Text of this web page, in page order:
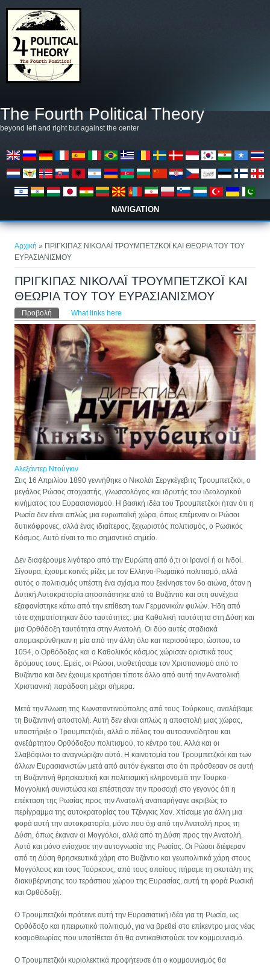
The Fourth Political Theory
beyond left and right but against the center
NAVIGATION
Αρχική » ΠΡΙΓΚΙΠΑΣ ΝΙΚΟΛΑΪ ΤΡΟΥΜΠΕΤΖΚΟΪ ΚΑΙ ΘΕΩΡΙΑ ΤΟΥ ΤΟΥ
ΕΥΡΑΣΙΑΝΙΣΜΟΥ
ΠΡΙΓΚΙΠΑΣ ΝΙΚΟΛΑΪ ΤΡΟΥΜΠΕΤΖΚΟΪ ΚΑΙ
ΘΕΩΡΙΑ ΤΟΥ ΤΟΥ ΕΥΡΑΣΙΑΝΙΣΜΟΥ
Πρωτεύουσες καρτέλες
Προβολή (ενεργή καρτέλα)
What links here
Αλεξάντερ Ντούγκιν
Στις 16 Απριλίου 1890 γεννήθηκε ο Νικολάι Σεργκέγεβιτς Τρουμπετζκόι, ο
μεγάλος Ρώσος στοχαστής, γλωσσολόγος και ιδρυτής του ιδεολογικού
κινήματος του Ευρασιανισμού. Η βασική ιδέα του Τρουμπετζκόι ήταν ότι η
Ρωσία δεν είναι απλώς μια ευρωπαϊκή χώρα, όπως επέμεναν οι Ρώσοι
δυτικόφρονες, αλλά ένας ιδιαίτερος, ξεχωριστός πολιτισμός, ο Ρωσικός
Κόσμος. Αυτό είναι το πιο σημαντικό σημείο.
Δεν διαφέρουμε λιγότερο από την Ευρώπη από ό,τι οι Ιρανοί ή οι Ινδοί.
Σίγουρα, έχουμε κοινές ρίζες με τον Ελληνο-Ρωμαϊκό πολιτισμό, αλλά
αυτός ο πολιτισμός υπέστη ένα σχίσμα που ξεκίνησε τον 6ο αιώνα, όταν η
Δυτική Αυτοκρατορία αποσπάστηκε από το Βυζάντιο και στη συνέχεια
εξαφανίστηκε κάτω από την επίθεση των Γερμανικών φυλών. Ήδη από
τότε σχηματίστηκαν δύο ταυτότητες: μια Καθολική ταυτότητα στη Δύση και
μια Ορθόδοξη ταυτότητα στην Ανατολή. Οι δύο αυτές σταδιακά
απομακρύνθηκαν η μία από την άλλη όλο και περισσότερο, ώσπου, το
1054, ο Ορθόδοξος και ο Καθολικός κόσμος χώρισαν οριστικά τους
δρόμους τους. Εμείς, οι Ρώσοι, υιοθετήσαμε τον Χριστιανισμό από το
Βυζάντιο και δεν έχουμε κρατήσει τίποτε άλλο από αυτή την Ανατολική
Χριστιανική παράδοση μέχρι σήμερα.
Μετά την Άλωση της Κωνσταντινούπολης από τους Τούρκους, αναλάβαμε
τη Βυζαντινή αποστολή. Αυτή δεν είναι απλώς η αποστολή μιας χώρας,
υποστήριξε ο Τρουμπετζκόι, αλλά ο πόλος του αυτοσυνείδητου και
ανεξάρτητου Ορθόδοξου πολιτισμού, το κέντρο του. Αλλά και οι
Σλαβόφιλοι το αναγνώριζαν αυτό. Η καινοτομία του Τρουμπετζκόι και των
άλλων Ευρασιανιστών μετά από αυτόν έγκειται στο ότι πρόσθεσαν σε αυτή
τη Βυζαντινή θρησκευτική και πολιτισμική κληρονομιά την Τουρκο-
Μογγολική συνιστώσα και επέστησαν την προσοχή στο γεγονός ότι η
επέκταση της Ρωσίας προς την Ανατολή αναπαρήγαγε ακριβώς το
περίγραμμα της αυτοκρατορίας του Τζένγκις Χαν. Χτίσαμε για άλλη μια
φορά αυτή την αυτοκρατορία, μόνο που όχι από την Ανατολή προς τη
Δύση, όπως έκαναν οι Μογγόλοι, αλλά από τη Δύση προς την Ανατολή.
Αυτό και μόνο ενίσχυσε την αυτογνωσία της Ρωσίας. Οι Ρώσοι διέφεραν
από τη Δύση θρησκευτικά χάρη στο Βυζάντιο και γεωπολιτικά χάρη στους
Μογγόλους και τους Τούρκους, από τους οποίους πήραμε τη σκυτάλη της
διακυβέρνησης του τεράστιου χώρου της Ευρασίας, αυτή τη φορά Ρωσική
και Ορθόδοξη.
Ο Τρουμπετζκόι πρότεινε αυτή την Ευρασιατική ιδέα για τη Ρωσία, ως
Ορθόδοξο και ηπειρωτικό πολιτισμό, για να βρεθεί στο επίκεντρο μιας νέας
κοσμοθεωρίας που υποτίθεται ότι θα αντικαθιστούσε τον κομμουνισμό.
Ο Τρουμπετζκόι κυριολεκτικά προφήτευσε ότι ο κομμουνισμός θα